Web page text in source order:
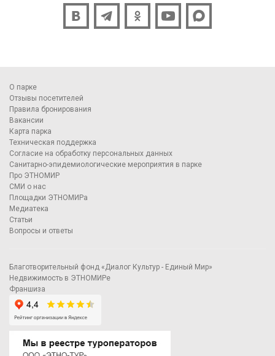
О парке
Отзывы посетителей
Правила бронирования
Вакансии
Карта парка
Техническая поддержка
Согласие на обработку персональных данных
Санитарно-эпидемиологические мероприятия в парке
Про ЭТНОМИР
СМИ о нас
Площадки ЭТНОМИРа
Медиатека
Статьи
Вопросы и ответы
Благотворительный фонд «Диалог Культур - Единый Мир»
Недвижимость в ЭТНОМИРе
Франшиза